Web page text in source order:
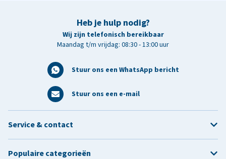
Heb je hulp nodig?
Wij zijn telefonisch bereikbaar
Maandag t/m vrijdag: 08:30 - 13:00 uur
Stuur ons een WhatsApp bericht
Stuur ons een e-mail
Service & contact
Populaire categorieën